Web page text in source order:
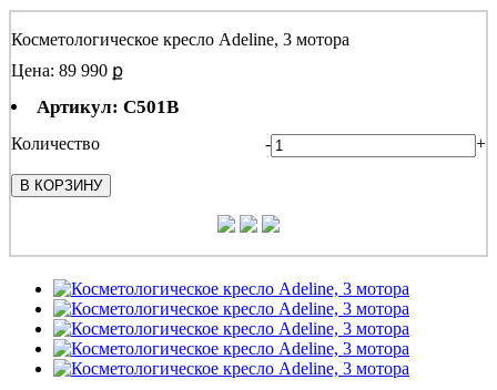
Косметологическое кресло Adeline, 3 мотора
Цена: 89 990 ք
Артикул: C501B
Количество - +
В КОРЗИНУ